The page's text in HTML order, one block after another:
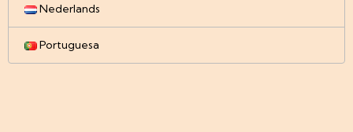
Nederlands
Portuguesa